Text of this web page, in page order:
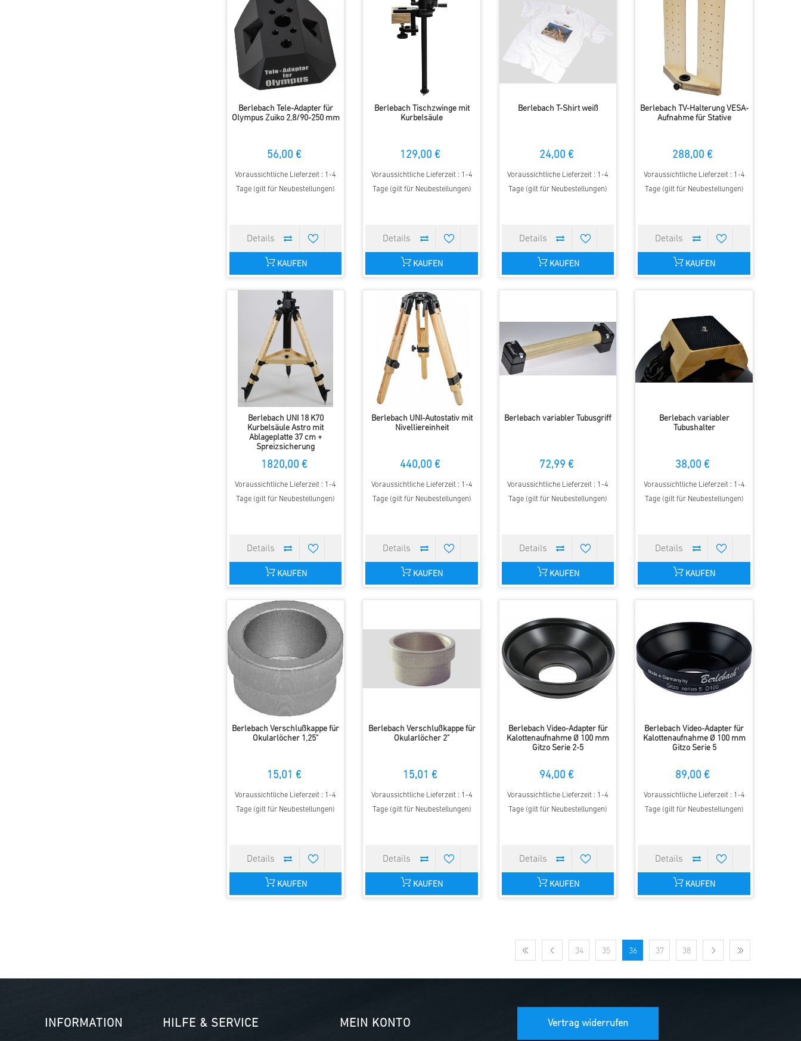
Berlebach Tele-Adapter für
Olympus Zuiko 2,8/90-250 mm
56,00 €
Voraussichtliche Lieferzeit : 1-4
Tage (gilt für Neubestellungen)
KAUFEN
Berlebach Tischzwinge mit
Kurbelsäule
129,00 €
Voraussichtliche Lieferzeit : 1-4
Tage (gilt für Neubestellungen)
KAUFEN
Berlebach T-Shirt weiß
24,00 €
Voraussichtliche Lieferzeit : 1-4
Tage (gilt für Neubestellungen)
KAUFEN
Berlebach TV-Halterung VESA-
Aufnahme für Stative
288,00 €
Voraussichtliche Lieferzeit : 1-4
Tage (gilt für Neubestellungen)
KAUFEN
Berlebach UNI 18 K70
Kurbelsäule Astro mit
Ablageplatte 37 cm +
Spreizsicherung
1820,00 €
Voraussichtliche Lieferzeit : 1-4
Tage (gilt für Neubestellungen)
KAUFEN
Berlebach UNI-Autostativ mit
Nivelliereinheit
440,00 €
Voraussichtliche Lieferzeit : 1-4
Tage (gilt für Neubestellungen)
KAUFEN
Berlebach variabler Tubusgriff
72,99 €
Voraussichtliche Lieferzeit : 1-4
Tage (gilt für Neubestellungen)
KAUFEN
Berlebach variabler
Tubushalter
38,00 €
Voraussichtliche Lieferzeit : 1-4
Tage (gilt für Neubestellungen)
KAUFEN
Berlebach Verschlußkappe für
Okularlöcher 1,25"
15,01 €
Voraussichtliche Lieferzeit : 1-4
Tage (gilt für Neubestellungen)
KAUFEN
Berlebach Verschlußkappe für
Okularlöcher 2"
15,01 €
Voraussichtliche Lieferzeit : 1-4
Tage (gilt für Neubestellungen)
KAUFEN
Berlebach Video-Adapter für
Kalottenaufnahme Ø 100 mm
Gitzo Serie 2-5
94,00 €
Voraussichtliche Lieferzeit : 1-4
Tage (gilt für Neubestellungen)
KAUFEN
Berlebach Video-Adapter für
Kalottenaufnahme Ø 100 mm
Gitzo Serie 5
89,00 €
Voraussichtliche Lieferzeit : 1-4
Tage (gilt für Neubestellungen)
KAUFEN
34 35 36 37 38
INFORMATION HILFE & SERVICE MEIN KONTO Vertrag widerrufen